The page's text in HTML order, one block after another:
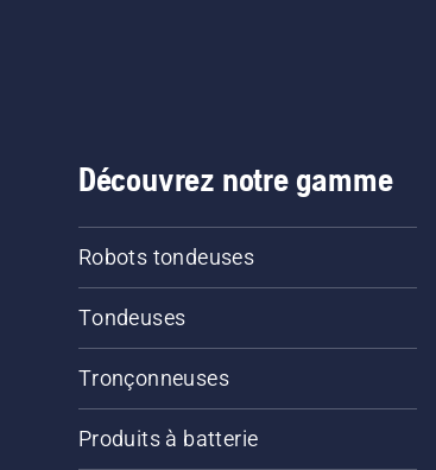
Découvrez notre gamme
Robots tondeuses
Tondeuses
Tronçonneuses
Produits à batterie